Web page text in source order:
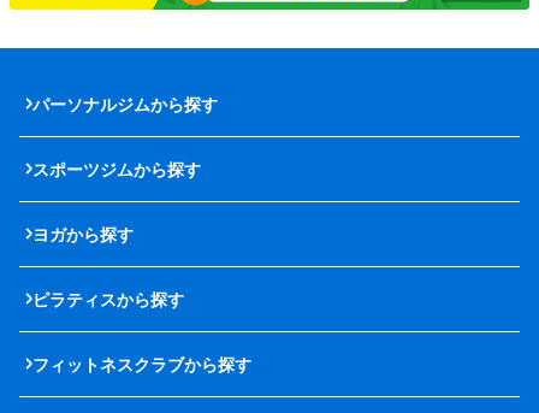
パーソナルジムから探す
スポーツジムから探す
ヨガから探す
ピラティスから探す
フィットネスクラブから探す